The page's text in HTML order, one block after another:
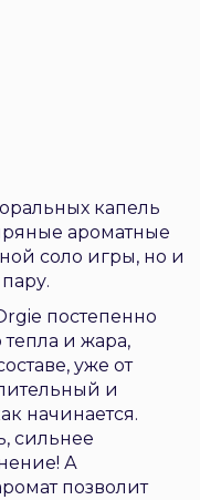
капель
ароматные
соло игры, но и
постепенно
тепла и жара,
уже от
и
начинается.
сильнее
А
позволит